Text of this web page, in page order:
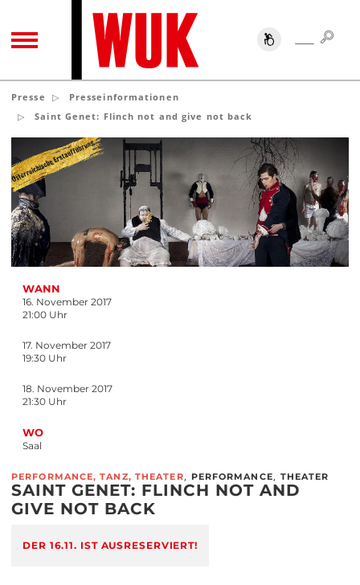
TOGGLE NAVIGATION SUCHE
Presse
Presseinformationen
Saint Genet: Flinch not and give not back
WANN
16. November 2017
21:00 Uhr
17. November 2017
19:30 Uhr
18. November 2017
21:30 Uhr
WO
Saal
PERFORMANCE, TANZ, THEATER, PERFORMANCE, THEATER
SAINT GENET: FLINCH NOT AND
GIVE NOT BACK
DER 16.11. IST AUSRESERVIERT!